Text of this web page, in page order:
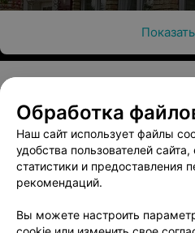
О проекте Новости
Медицинский маркетинг
Пользовательское
Обработка
Наш сайт использует файлы
удобства пользователей
статистики и предоставления
рекомендаций.
Вы можете настроить